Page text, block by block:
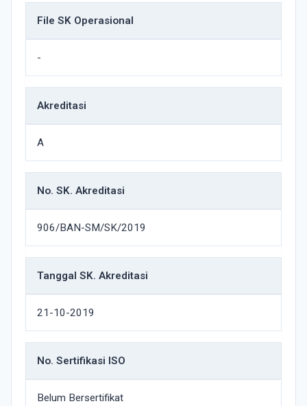
File SK Operasional
-
Akreditasi
A
No. SK. Akreditasi
906/BAN-SM/SK/2019
Tanggal SK. Akreditasi
21-10-2019
No. Sertifikasi ISO
Belum Bersertifikat